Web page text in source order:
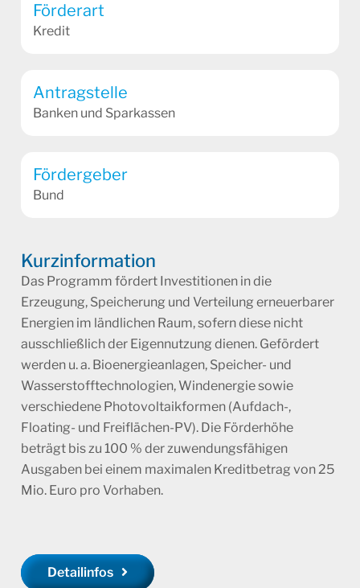
Kurzinformation
Das Programm fördert Investitionen in die
Erzeugung, Speicherung und Verteilung erneuerbarer
Energien im ländlichen Raum, sofern diese nicht
ausschließlich der Eigennutzung dienen. Gefördert
werden u. a. Bioenergieanlagen, Speicher- und
Wasserstofftechnologien, Windenergie sowie
verschiedene Photovoltaikformen (Aufdach-,
Floating- und Freiflächen-PV). Die Förderhöhe
beträgt bis zu 100 % der zuwendungsfähigen
Ausgaben bei einem maximalen Kreditbetrag von 25
Mio. Euro pro Vorhaben.
Detailinfos
Förderart
Kredit
Antragstelle
Banken und Sparkassen
Fördergeber
Bund